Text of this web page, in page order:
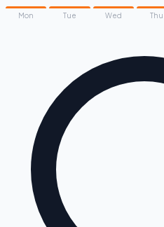
Mon Tue Wed Thu